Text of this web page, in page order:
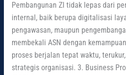
Pembangunan ZI tidak lepas dari
internal, baik berupa digitalisasi
pengawasan, maupun
membekali ASN dengan
proses berjalan tepat waktu,
strategis organisasi. 3. Business